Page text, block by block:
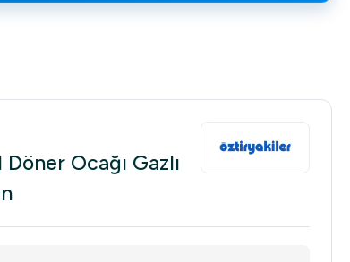
Ocağı Gazlı